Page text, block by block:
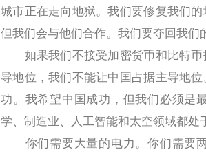
城市正在走向地狱。我们要修复我们
但我们会与他们合作。我们要夺回我
如果我们不接受加密货币和比特币
导地位，我们不能让中国占据主导地
功。我希望中国成功，但我们必须是
学、制造业、人工智能和太空领域都
你们需要大量的电力。你们需要两